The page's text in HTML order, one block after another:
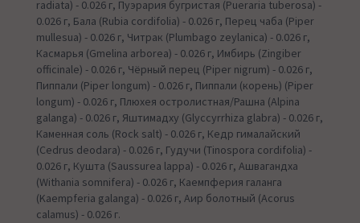
radiata) - 0.026 г, Пуэрария бугристая (Pueraria tuberosa) -
0.026 г, Бала (Rubia cordifolia) - 0.026 г, Перец чаба (Piper
mullesua) - 0.026 г, Читрак (Plumbago zeylanica) - 0.026 г,
Касмарья (Gmelina arborea) - 0.026 г, Имбирь (Zingiber
officinale) - 0.026 г, Чёрный перец (Piper nigrum) - 0.026 г,
Пиппали (Piper longum) - 0.026 г, Пиппали (корень) (Piper
longum) - 0.026 г, Плюхея остролистная/Рашна (Alpina
galanga) - 0.026 г, Яштимадху (Glyccyrrhiza glabra) - 0.026 г,
Каменная соль (Rock salt) - 0.026 г, Кедр гималайский
(Cedrus deodara) - 0.026 г, Гудучи (Tinospora cordifolia) -
0.026 г, Кушта (Saussurea lappa) - 0.026 г, Ашвагандха
(Withania somnifera) - 0.026 г, Каемпферия галанга
(Kaempferia galanga) - 0.026 г, Аир болотный (Acorus
calamus) - 0.026 г.